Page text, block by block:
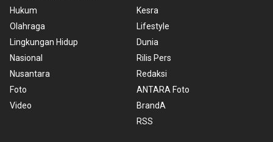
Hukum
Olahraga
Lingkungan Hidup
Nasional
Nusantara
Foto
Video
Kesra
Lifestyle
Dunia
Rilis Pers
Redaksi
ANTARA Foto
BrandA
RSS